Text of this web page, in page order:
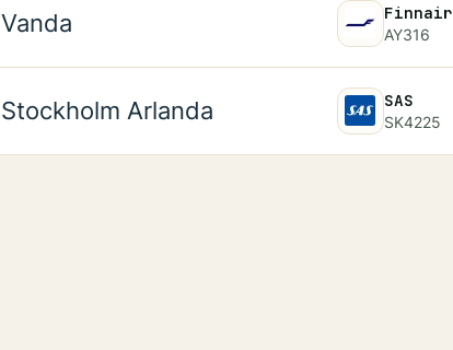
Vanda Finnair
AY316
Stockholm Arlanda SAS
SK4225